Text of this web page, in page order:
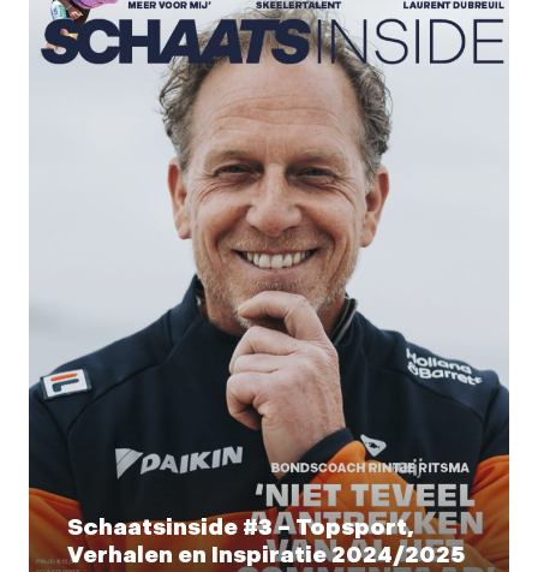
Schaatsinside #3 – Topsport,
Verhalen en Inspiratie 2024/2025